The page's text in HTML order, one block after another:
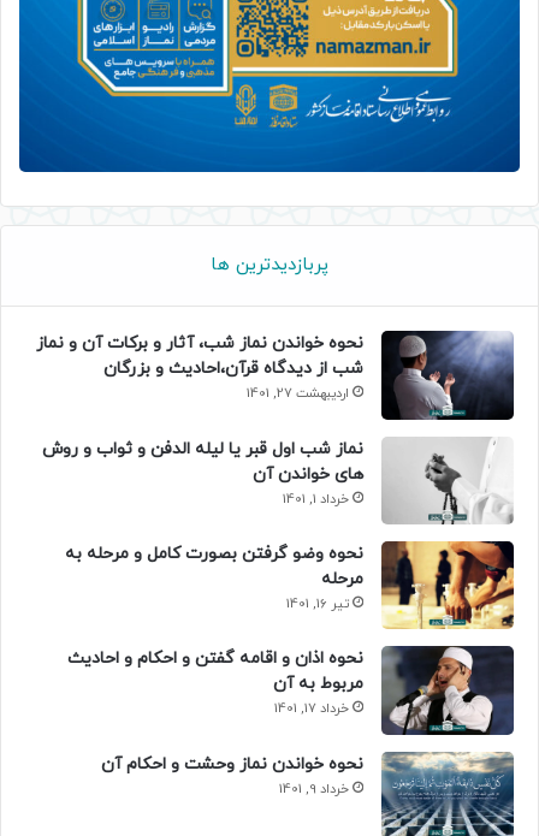
پربازدیدترین ها
نحوه خواندن نماز شب، آثار و برکات آن و نماز
شب از دیدگاه قرآن،احادیث و بزرگان
اردیبهشت 27, 1401
نماز شب اول قبر یا لیله الدفن و ثواب و روش
های خواندن آن
خرداد 1, 1401
نحوه وضو گرفتن بصورت کامل و مرحله به
مرحله
تیر 16, 1401
نحوه اذان و اقامه گفتن و احکام و احادیث
مربوط به آن
خرداد 17, 1401
نحوه خواندن نماز وحشت و احکام آن
خرداد 9, 1401